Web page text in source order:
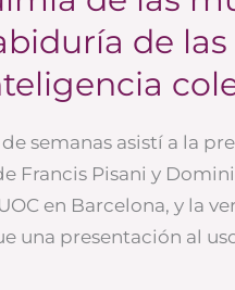
de
semanas asistí a la
Francis Pisani y
en Barcelona, y la
una presentación al